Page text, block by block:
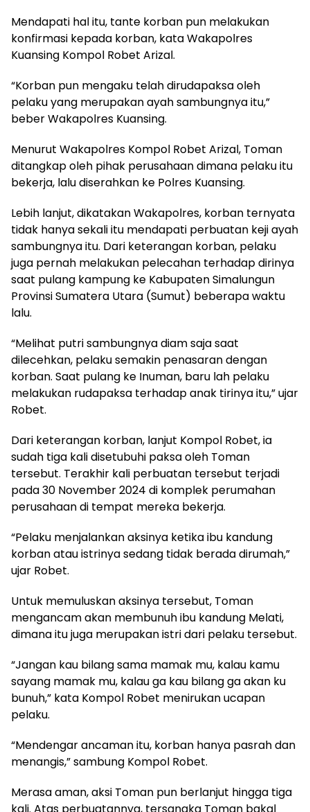
Mendapati hal itu, tante korban pun melakukan
konfirmasi kepada korban, kata Wakapolres
Kuansing Kompol Robet Arizal.
“Korban pun mengaku telah dirudapaksa oleh
pelaku yang merupakan ayah sambungnya itu,”
beber Wakapolres Kuansing.
Menurut Wakapolres Kompol Robet Arizal, Toman
ditangkap oleh pihak perusahaan dimana pelaku itu
bekerja, lalu diserahkan ke Polres Kuansing.
Lebih lanjut, dikatakan Wakapolres, korban ternyata
tidak hanya sekali itu mendapati perbuatan keji ayah
sambungnya itu. Dari keterangan korban, pelaku
juga pernah melakukan pelecahan terhadap dirinya
saat pulang kampung ke Kabupaten Simalungun
Provinsi Sumatera Utara (Sumut) beberapa waktu
lalu.
“Melihat putri sambungnya diam saja saat
dilecehkan, pelaku semakin penasaran dengan
korban. Saat pulang ke Inuman, baru lah pelaku
melakukan rudapaksa terhadap anak tirinya itu,” ujar
Robet.
Dari keterangan korban, lanjut Kompol Robet, ia
sudah tiga kali disetubuhi paksa oleh Toman
tersebut. Terakhir kali perbuatan tersebut terjadi
pada 30 November 2024 di komplek perumahan
perusahaan di tempat mereka bekerja.
“Pelaku menjalankan aksinya ketika ibu kandung
korban atau istrinya sedang tidak berada dirumah,”
ujar Robet.
Untuk memuluskan aksinya tersebut, Toman
mengancam akan membunuh ibu kandung Melati,
dimana itu juga merupakan istri dari pelaku tersebut.
“Jangan kau bilang sama mamak mu, kalau kamu
sayang mamak mu, kalau ga kau bilang ga akan ku
bunuh,” kata Kompol Robet menirukan ucapan
pelaku.
“Mendengar ancaman itu, korban hanya pasrah dan
menangis,” sambung Kompol Robet.
Merasa aman, aksi Toman pun berlanjut hingga tiga
kali. Atas perbuatannya, tersangka Toman bakal